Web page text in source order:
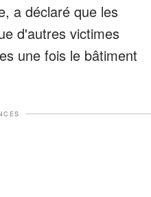
a déclaré que les
d'autres victimes
une fois le bâtiment